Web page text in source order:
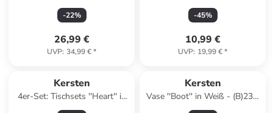
Rosa - (L)50 x (B)80 cm
-22%
26,99 €
UVP: 34,99 €*
- (H)18 cm - Ø 12 cm
-45%
10,99 €
UVP: 19,99 €*
Kersten
4er-Set: Tischsets ''Heart'' in
Beige/ Hellbraun - Ø 38 cm
Kersten
Vase ''Boot'' in Weiß - (B)23 x
(H)45 x (T)10 cm